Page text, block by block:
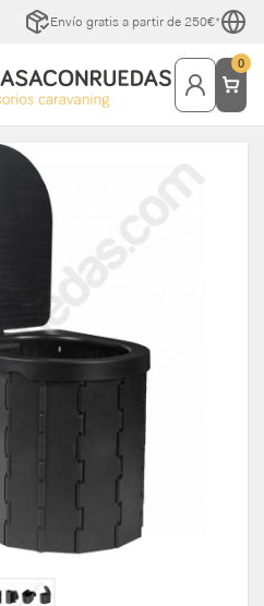
Envío gratis a partir de 250€*
0